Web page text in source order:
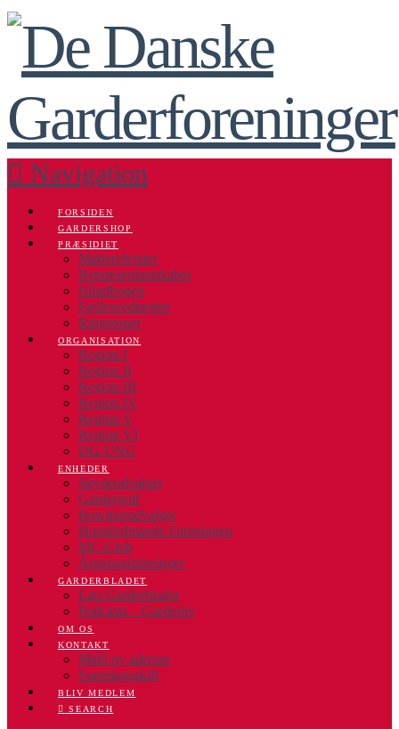
Navigation
FORSIDEN
GARDERSHOP
PRÆSIDIET
Mødereferater
Repræsentantskabet
Håndbogen
Fællesvedtægter
Ringetoner
ORGANISATION
Region I
Region II
Region III
Region IV
Region V
Region VI
DG-UNG
ENHEDER
Skydeudvalget
Gardergolf
Bowlingudvalget
Hundredmands Foreningen
MC-Club
Årgangsforeninger
GARDERBLADET
Læs Garderbladet
Podcasts – Garderliv
OM OS
KONTAKT
Meld ny adresse
Foreningsskift
BLIV MEDLEM
SEARCH